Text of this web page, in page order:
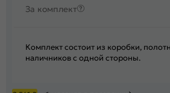
За комплект
Комплект состоит из коробки,
наличников с одной стороны.